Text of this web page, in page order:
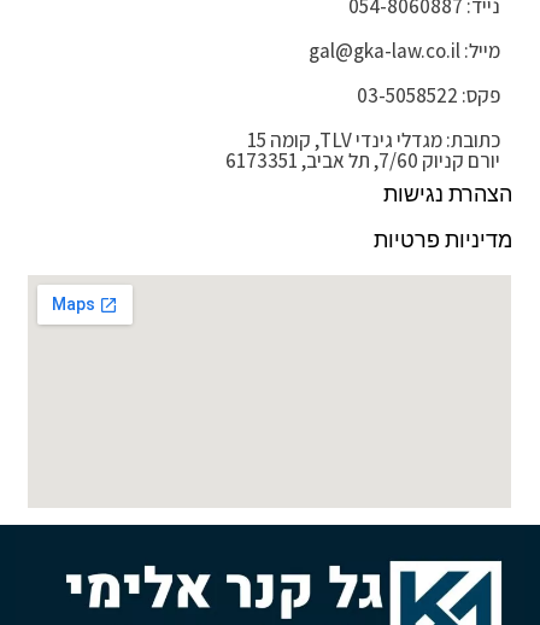
נייד: 054-8060887
מייל: gal@gka-law.co.il
פקס: 03-5058522
כתובת: מגדלי גינדי TLV, קומה 15
יורם קניוק 7/60, תל אביב, 6173351
הצהרת נגישות
מדיניות פרטיות